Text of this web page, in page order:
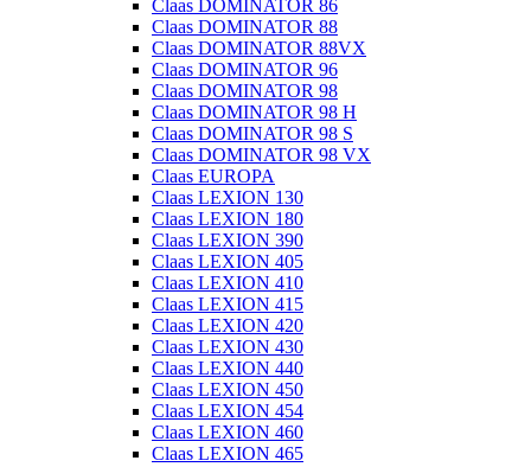
Claas DOMINATOR 86
Claas DOMINATOR 88
Claas DOMINATOR 88VX
Claas DOMINATOR 96
Claas DOMINATOR 98
Claas DOMINATOR 98 H
Claas DOMINATOR 98 S
Claas DOMINATOR 98 VX
Claas EUROPA
Claas LEXION 130
Claas LEXION 180
Claas LEXION 390
Claas LEXION 405
Claas LEXION 410
Claas LEXION 415
Claas LEXION 420
Claas LEXION 430
Claas LEXION 440
Claas LEXION 450
Claas LEXION 454
Claas LEXION 460
Claas LEXION 465